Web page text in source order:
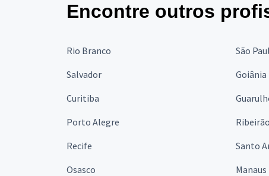
Encontre outros
Rio Branco São
Salvador
Goiânia
Curitiba
Porto Alegre
Recife
Santo
Osasco
Manaus